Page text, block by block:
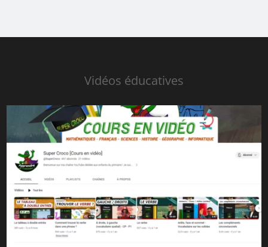
Vidéos éducatives